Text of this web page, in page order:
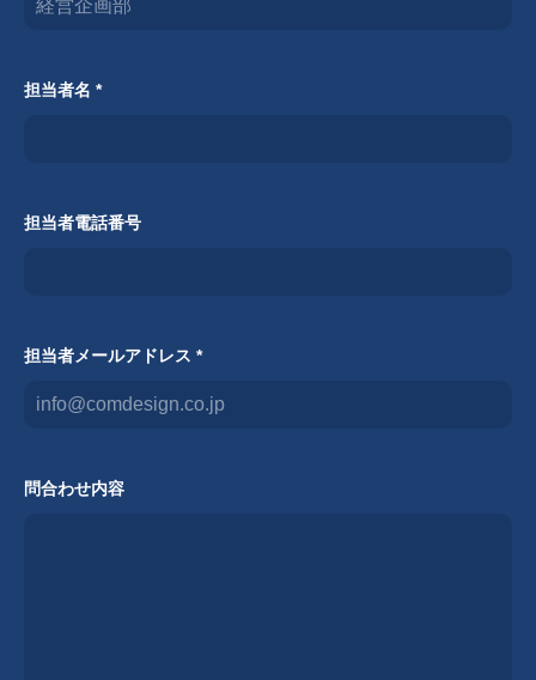
担当者名 *
担当者電話番号
担当者メールアドレス *
問合わせ内容